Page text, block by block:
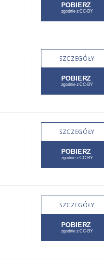
SZCZEGÓŁY
SZCZEGÓŁY
SZCZEGÓŁY